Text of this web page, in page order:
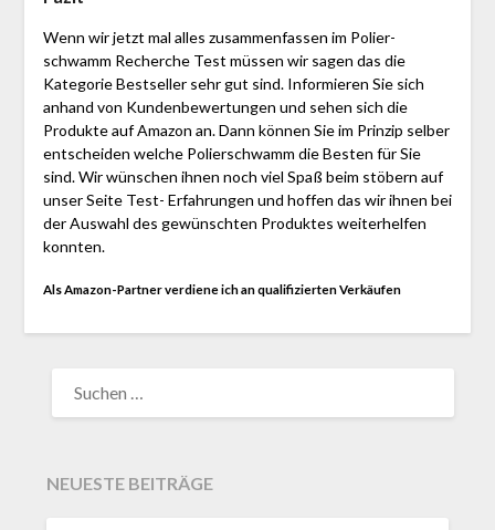
Wenn wir jetzt mal alles zusammenfassen im Polier­
schwamm Recherche Test müssen wir sagen das die
Kategorie Bestseller sehr gut sind. Informieren Sie sich
anhand von Kundenbewertungen und sehen sich die
Produkte auf Amazon an. Dann können Sie im Prinzip selber
entscheiden welche Polier­schwamm die Besten für Sie
sind. Wir wünschen ihnen noch viel Spaß beim stöbern auf
unser Seite Test- Erfahrungen und hoffen das wir ihnen bei
der Auswahl des gewünschten Produktes weiterhelfen
konnten.
Als Amazon-Partner verdiene ich an qualifizierten Verkäufen
NACH:
NEUESTE BEITRÄGE